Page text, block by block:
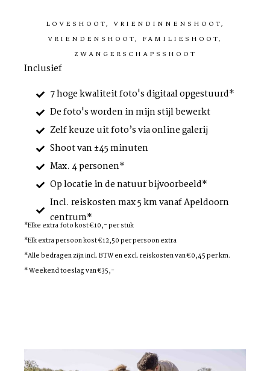
LOVESHOOT, VRIENDINNENSHOOT,
VRIENDENSHOOT, FAMILIESHOOT,
ZWANGERSCHAPSSHOOT
Inclusief
7 hoge kwaliteit foto's digitaal opgestuurd*
De foto's worden in mijn stijl bewerkt
Zelf keuze uit foto’s via online galerij
Shoot van ±45 minuten
Max. 4 personen*
Op locatie in de natuur bijvoorbeeld*
Incl. reiskosten max 5 km vanaf Apeldoorn
centrum*
*Elke extra foto kost €10,- per stuk
*Elk extra persoon kost €12,50 per persoon extra
*Alle bedragen zijn incl. BTW en excl. reiskosten van €0,45 per km.
* Weekend toeslag van €35,-